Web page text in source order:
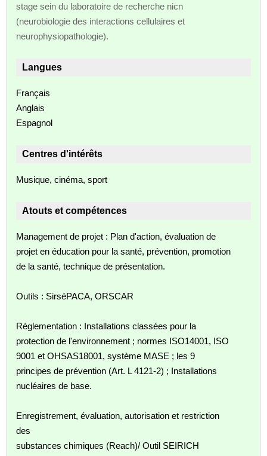
stage sein du laboratoire de recherche nicn
(neurobiologie des interactions cellulaires et
neurophysiopathologie).
Langues
Français
Anglais
Espagnol
Centres d'intérêts
Musique, cinéma, sport
Atouts et compétences
Management de projet : Plan d'action, évaluation de
projet en éducation pour la santé, prévention, promotion
de la santé, technique de présentation.
Outils : SirséPACA, ORSCAR
Réglementation : Installations classées pour la
protection de l'environnement ; normes ISO14001, ISO
9001 et OHSAS18001, système MASE ; les 9
principes de prévention (Art. L 4121-2) ; Installations
nucléaires de base.
Enregistrement, évaluation, autorisation et restriction
des
substances chimiques (Reach)/ Outil SEIRICH